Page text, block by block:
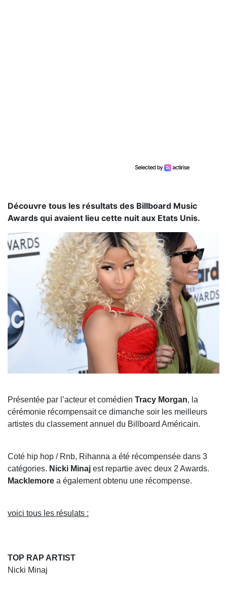
Découvre tous les résultats des Billboard Music
Awards qui avaient lieu cette nuit aux Etats Unis.
Présentée par l’acteur et comédien Tracy Morgan, la
cérémonie récompensait ce dimanche soir les meilleurs
artistes du classement annuel du Billboard Américain.
Coté hip hop / Rnb, Rihanna a été récompensée dans 3
catégories. Nicki Minaj est repartie avec deux 2 Awards.
Macklemore a également obtenu une récompense.
voici tous les résulats :
TOP RAP ARTIST
Nicki Minaj